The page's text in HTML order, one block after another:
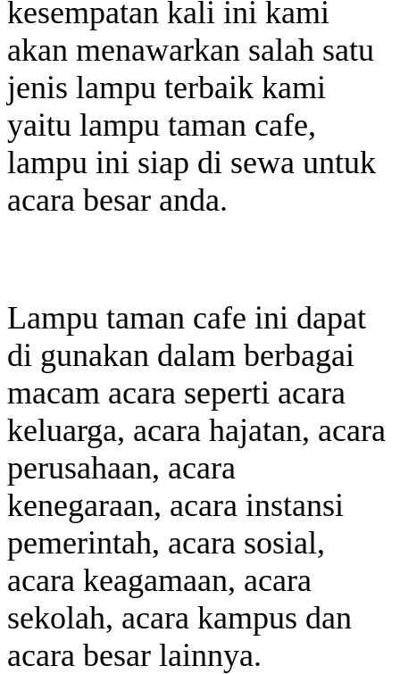
kesempatan kali ini kami
akan menawarkan salah satu
jenis lampu terbaik kami
yaitu lampu taman cafe,
lampu ini siap di sewa untuk
acara besar anda.
Lampu taman cafe ini dapat
di gunakan dalam berbagai
macam acara seperti acara
keluarga, acara hajatan, acara
perusahaan, acara
kenegaraan, acara instansi
pemerintah, acara sosial,
acara keagamaan, acara
sekolah, acara kampus dan
acara besar lainnya.